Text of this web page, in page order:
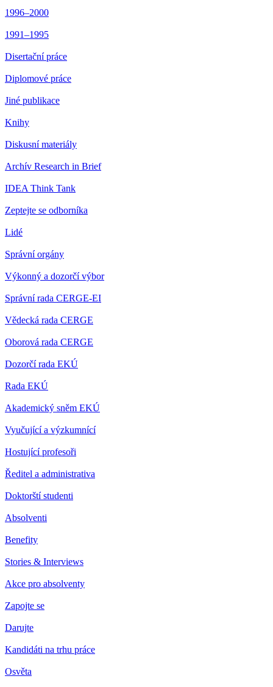
1996–2000
1991–1995
Disertační práce
Diplomové práce
Jiné publikace
Knihy
Diskusní materiály
Archív Research in Brief
IDEA Think Tank
Zeptejte se odborníka
Lidé
Správní orgány
Výkonný a dozorčí výbor
Správní rada CERGE-EI
Vědecká rada CERGE
Oborová rada CERGE
Dozorčí rada EKÚ
Rada EKÚ
Akademický sněm EKÚ
Vyučující a výzkumnící
Hostující profesoři
Ředitel a administrativa
Doktorští studenti
Absolventi
Benefity
Stories & Interviews
Akce pro absolventy
Zapojte se
Darujte
Kandidáti na trhu práce
Osvěta